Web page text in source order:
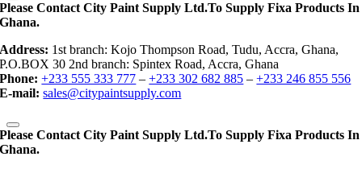
Please Contact City Paint Supply Ltd.to Supply Fixa Products In
Ghana.
Address: 1st branch: Kojo Thompson Road, Tudu, Accra, Ghana,
P.O.BOX 30 2nd branch: Spintex Road, Accra, Ghana
Phone: +233 555 333 777 –+233 302 682 885 –+233 246 855 556
E-mail: sales@citypaintsupply.com
Please Contact City Paint Supply Ltd.to Supply Fixa Products In
Ghana.